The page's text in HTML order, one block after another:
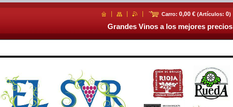
Carro: 0,00 € (Artículos: 0)
Grandes Vinos a los mejores precios